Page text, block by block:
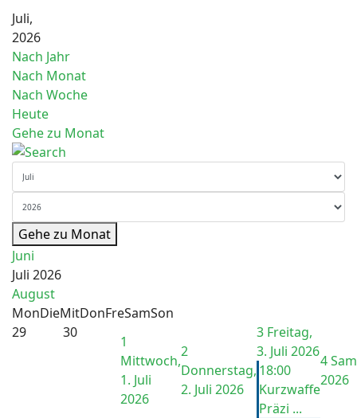
Juli,
2026
Nach Jahr
Nach Monat
Nach Woche
Heute
Gehe zu Monat
Gehe zu Monat
Juni
Juli 2026
August
MonDieMitDonFreSamSon
29
30
1
Mittwoch,
1. Juli
2026
2
Donnerstag,
2. Juli 2026
3 Freitag,
3. Juli 2026
18:00
Kurzwaffe
Präzi ...
4
2026